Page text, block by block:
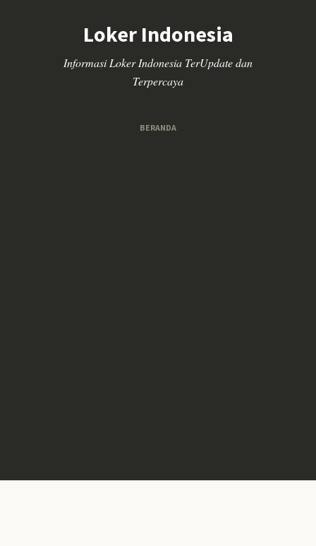
Loker Indonesia
Informasi Loker Indonesia TerUpdate dan
Terpercaya
BERANDA